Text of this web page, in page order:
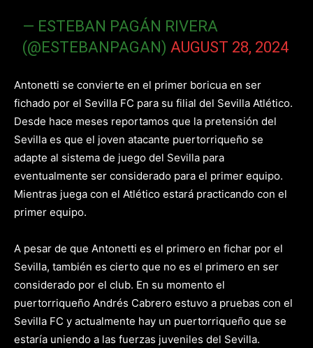
— ESTEBAN PAGÁN RIVERA
(@ESTEBANPAGAN)AUGUST 28, 2024
Antonetti se convierte en el primer boricua en ser
fichado por el Sevilla FC para su filial del Sevilla Atlético.
Desde hace meses reportamos que la pretensión del
Sevilla es que el joven atacante puertorriqueño se
adapte al sistema de juego del Sevilla para
eventualmente ser considerado para el primer equipo.
Mientras juega con el Atlético estará practicando con el
primer equipo.
A pesar de que Antonetti es el primero en fichar por el
Sevilla, también es cierto que no es el primero en ser
considerado por el club. En su momento el
puertorriqueño Andrés Cabrero estuvo a pruebas con el
Sevilla FC y actualmente hay un puertorriqueño que se
estaría uniendo a las fuerzas juveniles del Sevilla.